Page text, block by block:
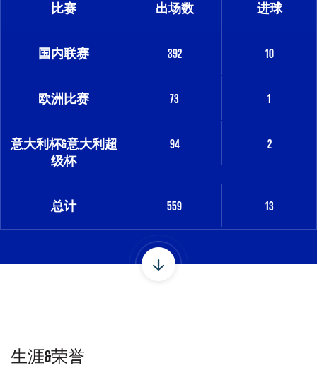
比赛 出场数 进球
国内联赛 392 10
欧洲比赛 73 1
意大利杯&意大利超
级杯
94 2
总计 559 13
生涯&荣誉